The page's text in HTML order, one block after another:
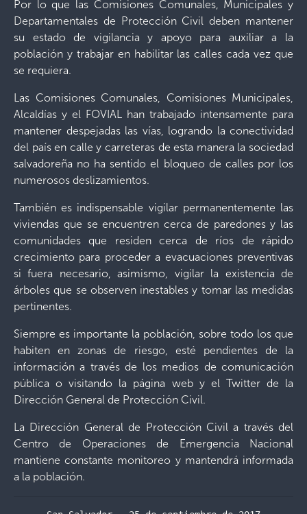
Por lo que las Comisiones Comunales, Municipales y
Departamentales de Protección Civil deben mantener
su estado de vigilancia y apoyo para auxiliar a la
población y trabajar en habilitar las calles cada vez que
se requiera.
Las Comisiones Comunales, Comisiones Municipales,
Alcaldías y el FOVIAL han trabajado intensamente para
mantener despejadas las vías, logrando la conectividad
del país en calle y carreteras de esta manera la sociedad
salvadoreña no ha sentido el bloqueo de calles por los
numerosos deslizamientos.
También es indispensable vigilar permanentemente las
viviendas que se encuentren cerca de paredones y las
comunidades que residen cerca de ríos de rápido
crecimiento para proceder a evacuaciones preventivas
si fuera necesario, asimismo, vigilar la existencia de
árboles que se observen inestables y tomar las medidas
pertinentes.
Siempre es importante la población, sobre todo los que
habiten en zonas de riesgo, esté pendientes de la
información a través de los medios de comunicación
pública o visitando la página web y el Twitter de la
Dirección General de Protección Civil.
La Dirección General de Protección Civil a través del
Centro de Operaciones de Emergencia Nacional
mantiene constante monitoreo y mantendrá informada
a la población.